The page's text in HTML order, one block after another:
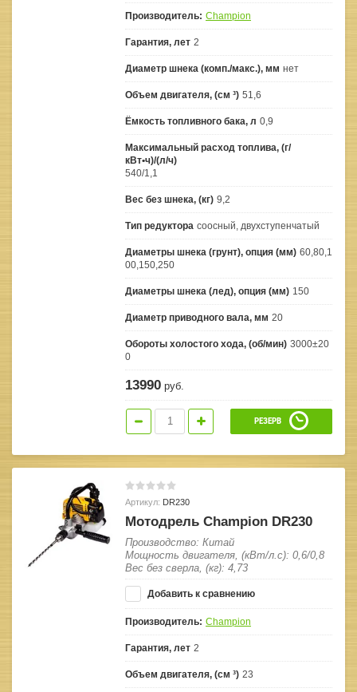
Производитель: Champion
Гарантия, лет 2
Диаметр шнека (комп./макс.), мм нет
Объем двигателя, (см ³) 51,6
Ёмкость топливного бака, л 0,9
Максимальный расход топлива, (г/
кВт•ч)/(л/ч)
540/1,1
Вес без шнека, (кг) 9,2
Тип редуктора соосный, двухступенчатый
Диаметры шнека (грунт), опция (мм) 60,80,1
00,150,250
Диаметры шнека (лед), опция (мм) 150
Диаметр приводного вала, мм 20
Обороты холостого хода, (об/мин) 3000±20
0
13990 руб.
РЕЗЕРВ
Артикул: DR230
Мотодрель Champion DR230
Производство: Китай
Мощность двигателя, (кВт/л.с): 0,6/0,8
Вес без сверла, (кг): 4,73
Добавить к сравнению
Производитель: Champion
Гарантия, лет 2
Объем двигателя, (см ³) 23